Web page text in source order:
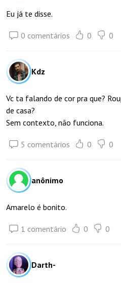
Eu já te disse.
0 comentários 0 0
Kdz
Vc ta falando de cor pra que?
de casa?
Sem contexto, não funciona.
5 comentários 0 0
anônimo
Amarelo é bonito.
1 comentário 0 0
Darth-